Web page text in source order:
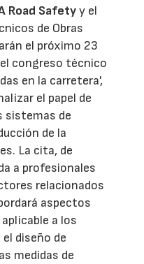
Road Safetyy el
de Obras
el próximo 23
congreso técnico
en la carretera',
el papel de
sistemas de
de la
La cita, de
a profesionales
relacionados
aspectos
a los
diseño de
medidas de